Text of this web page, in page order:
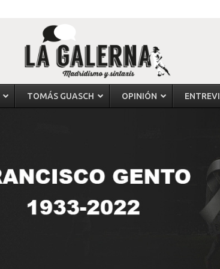
TOMÁS GUASCH OPINIÓN